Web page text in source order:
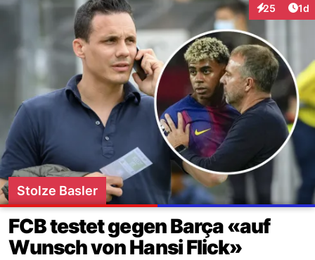
25
Interaktionen
1d
Stolze Basler
FCB testet gegen Barça «auf
Wunsch von Hansi Flick»